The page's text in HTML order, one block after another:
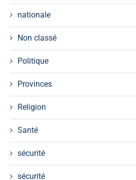
nationale
Non classé
Politique
Provinces
Religion
Santé
sécurité
sécurité